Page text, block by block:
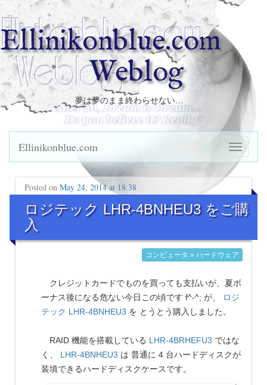
Ellinikonblue.com
Weblog
夢は夢のまま終わらせない…
Ellinikonblue.com
Posted on May 24, 2014 at 18:38
ロジテック LHR-4BNHEU3 をご購
入
コンピュータ » ハードウェア
クレジットカードでものを買っても支払いが、夏ボ
ーナス後になる危ない今日この頃です f^-^; が、
ロジ
テック LHR-4BNHEU3 を とうとう購入しました。
RAID 機能を搭載している LHR-4BRHEFU3 ではな
く、 LHR-4BNHEU3 は 普通に 4 台ハードディスクが
装填できるハードディスクケースです。